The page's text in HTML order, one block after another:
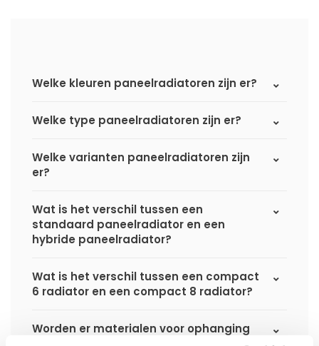
Welke kleuren paneelradiatoren zijn er?
Welke type paneelradiatoren zijn er?
Welke varianten paneelradiatoren zijn
er?
Wat is het verschil tussen een
standaard paneelradiator en een
hybride paneelradiator?
Wat is het verschil tussen een compact
6 radiator en een compact 8 radiator?
Worden er materialen voor ophanging